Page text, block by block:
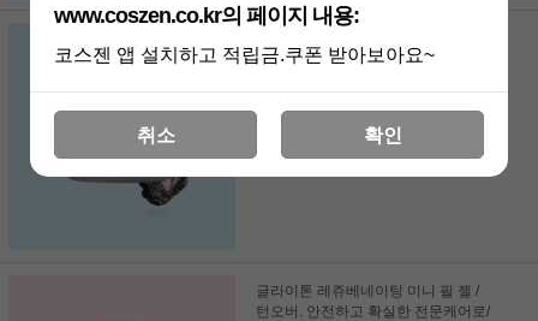
모공클린, 각질제거.천연에센셜로
52,000원
글라이톤 레쥬베네이팅 미니 필 젤 /
턴오버. 안전하고 확실한 전문케어로/
www.coszen.co.kr의 페이지 내용:
코스젠 앱 설치하고 적립금.쿠폰 받아보아요~
취소 확인